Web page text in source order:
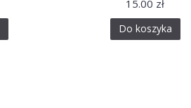
15.00 zł
Do koszyka